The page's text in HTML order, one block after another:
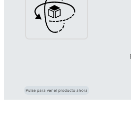
Pulse para ver el producto ahora